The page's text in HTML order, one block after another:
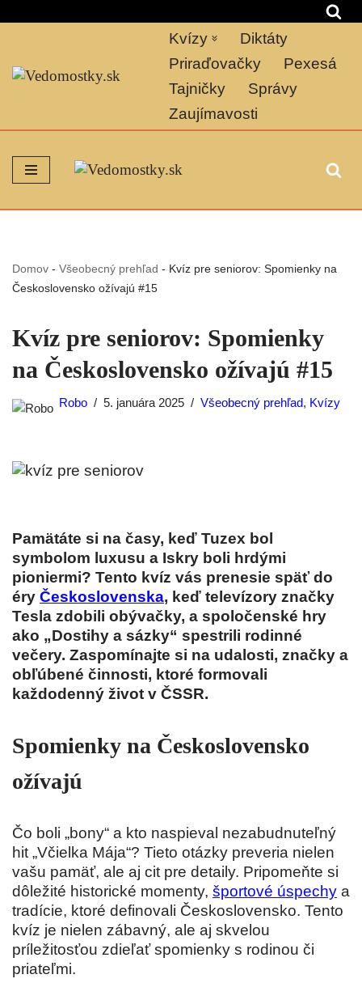
na
obsah
Kvízy
Diktáty
Priraďovačky
Pexesá
Tajničky
Správy
Zaujímavosti
Domov - Všeobecný prehľad - Kvíz pre seniorov: Spomienky na
Československo ožívajú #15
Kvíz pre seniorov: Spomienky
na Československo ožívajú #15
Robo 5. januára 2025 Všeobecný prehľad, Kvízy
Pamätáte si na časy, keď Tuzex bol
symbolom luxusu a Iskry boli hrdými
pioniermi? Tento kvíz vás prenesie späť do
éry Československa, keď televízory značky
Tesla zdobili obývačky, a spoločenské hry
ako „Dostihy a sázky“ spestrili rodinné
večery. Zaspomínajte si na udalosti, značky a
obľúbené činnosti, ktoré formovali
každodenný život v ČSSR.
Spomienky na Československo
ožívajú
Čo boli „bony“ a kto naspieval nezabudnuteľný
hit „Včielka Mája“? Tieto otázky preveria nielen
vašu pamäť, ale aj cit pre detaily. Pripomeňte si
dôležité historické momenty, športové úspechy a
tradície, ktoré definovali Československo. Tento
kvíz je nielen zábavný, ale aj skvelou
príležitosťou zdieľať spomienky s rodinou či
priateľmi.